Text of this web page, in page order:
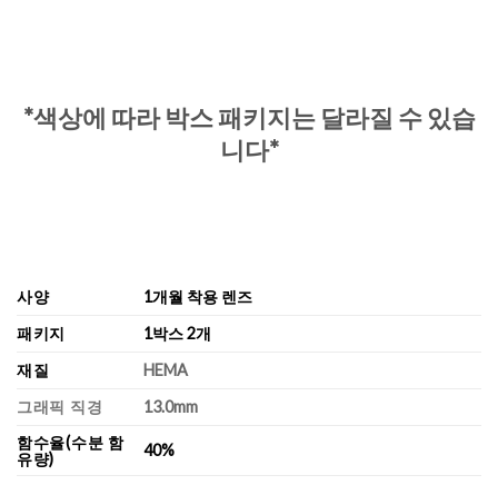
*색상에 따라 박스 패키지는 달라질 수 있습
니다*
사양
1개월 착용 렌즈
패키지
1박스 2개
재질
HEMA
그래픽 직경
13.0mm
함수율(수분 함
유량)
40%